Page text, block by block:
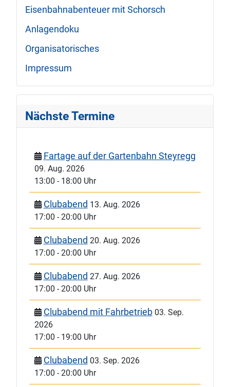
Eisenbahnabenteuer mit Schorsch
Anlagendoku
Organisatorisches
Impressum
Nächste Termine
Fartage auf der Gartenbahn Steyregg
09. Aug. 2026
13:00 - 18:00 Uhr
Clubabend 13. Aug. 2026
17:00 -20:00 Uhr
Clubabend 20. Aug. 2026
17:00 -20:00 Uhr
Clubabend 27. Aug. 2026
17:00 -20:00 Uhr
Clubabend mit Fahrbetrieb 03. Sep.
2026
17:00 - 19:00 Uhr
Clubabend 03. Sep. 2026
17:00 -20:00 Uhr